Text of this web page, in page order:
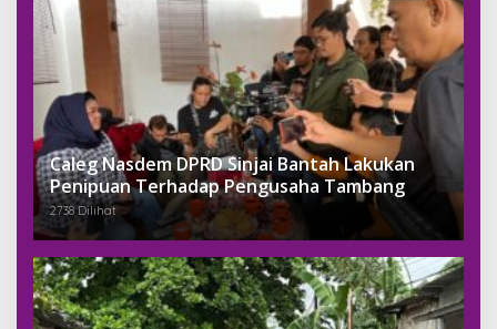
Caleg Nasdem DPRD Sinjai Bantah Lakukan
Penipuan Terhadap Pengusaha Tambang
2738 Dilihat